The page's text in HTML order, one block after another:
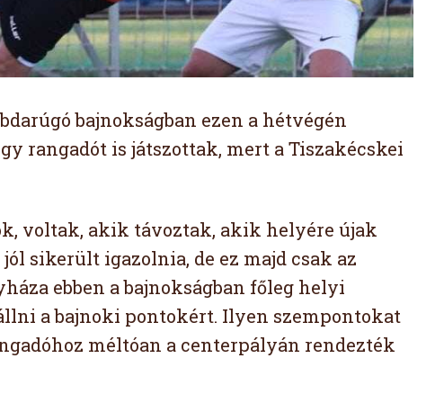
bajnokságban ezen a hétvégén
rangadót is játszottak, mert a Tiszakécskei
voltak, akik távoztak, akik helyére újak
sikerült igazolnia, de ez majd csak az
ebben a bajnokságban főleg helyi
a bajnoki pontokért. Ilyen szempontokat
méltóan a centerpályán rendezték